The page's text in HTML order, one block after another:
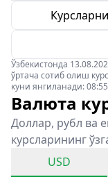
Ўзбекистонда
ўртача сотиб олиш
куни янгиланади:
Валюта
Доллар, рубл ва
курсларининг
USD